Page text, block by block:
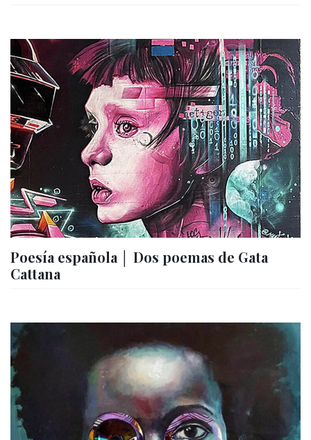
Poesía española │ Dos poemas de Gata
Cattana